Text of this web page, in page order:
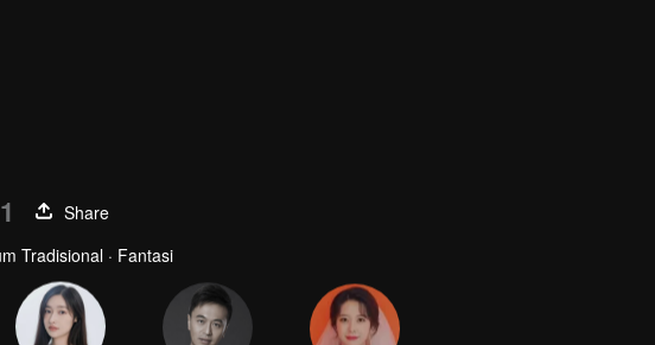
Share
Tradisional · Fantasi